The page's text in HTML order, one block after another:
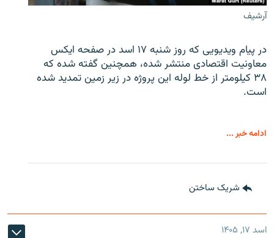
آرشیف
در پیام ویدیویی که روز شنبه ۱۷ اسد در صفحه ایکس
معاونیت اقتصادی منتشر شده، همچنین گفته شده که
۳۸ کیلومتر از خط لوله این پروژه در زیر زمین تمدید شده
است.
ادامه خبر ...
شریک ساختن
اسد ۱۷, ۱۴۰۵